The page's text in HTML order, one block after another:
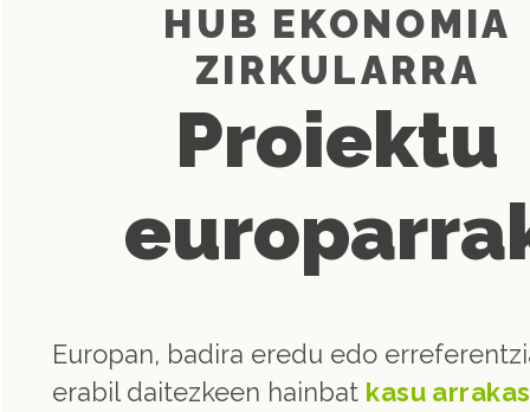
HUB EKONOMIA
ZIRKULARRA
Proiektu
Europan, badira eredu edo
erabil daitezkeen hainbat kasu